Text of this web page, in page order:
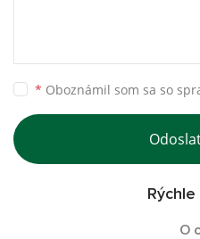
* Oboznámil som sa so
O